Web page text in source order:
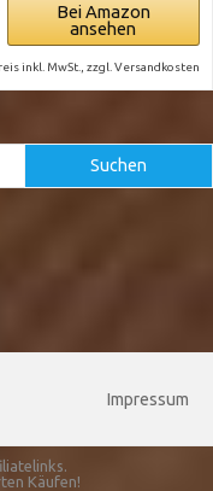
Bei Amazon
ansehen
inkl. MwSt., zzgl. Versandkosten
Suchen
Impressum
Käufen!